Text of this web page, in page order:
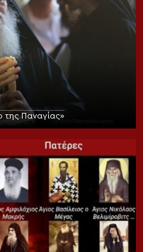
Παναγίας»